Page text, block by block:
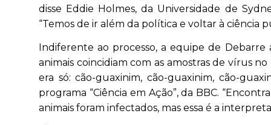
disse Eddie Holmes, da Universidade de
“Temos de ir além da política e voltar à ciência
Indiferente ao processo, a equipe de
animais coincidiam com as amostras de vírus
era só: cão-guaxinim, cão-guaxinim, cão-
programa “Ciência em Ação”, da BBC.
animais foram infectados, mas essa é a